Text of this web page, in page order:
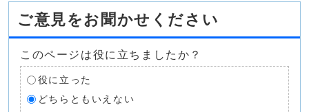
ご意見をお聞かせください
このページは役に立ちましたか？
役に立った
どちらともいえない